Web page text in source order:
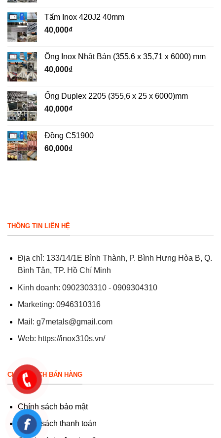
Tấm Inox 420J2 40mm
40,000₫
Ống Inox Nhật Bản (355,6 x 35,71 x 6000) mm
40,000₫
Ống Duplex 2205 (355,6 x 25 x 6000)mm
40,000₫
Đồng C51900
60,000₫
THÔNG TIN LIÊN HỆ
Địa chỉ: 133/14/1E Bình Thành, P. Bình Hưng Hòa B, Q.
Bình Tân, TP. Hồ Chí Minh
Kinh doanh: 0902303310 - 0909304310
Marketing: 0946310316
Mail: g7metals@gmail.com
Web: https://inox310s.vn/
CHÍNH SÁCH BÁN HÀNG
Chính sách bảo mật
Chính sách thanh toán